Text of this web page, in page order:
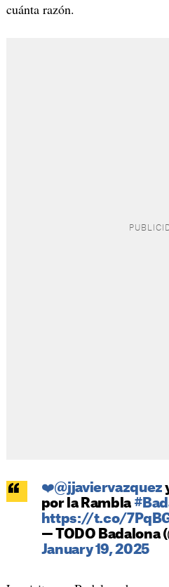
cuánta razón.
❤️@jjaviervazquez
por la Rambla
https://t.co/
— TODO Badalona
January 19, 2025